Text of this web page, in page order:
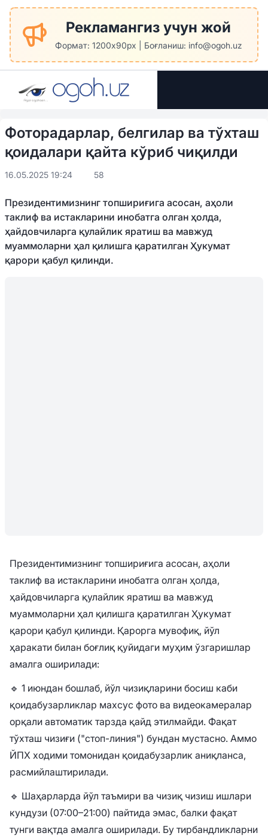
Рекламангиз учун жой
Формат: 1200x90px | Боғланиш: info@ogoh.uz
Фоторадарлар, белгилар ва тўхташ
қоидалари қайта кўриб чиқилди
16.05.2025 19:24 58
Президентимизнинг топшириғига асосан, аҳоли
таклиф ва истакларини инобатга олган ҳолда,
ҳайдовчиларга қулайлик яратиш ва мавжуд
муаммоларни ҳал қилишга қаратилган Ҳукумат
қарори қабул қилинди.
Президентимизнинг топшириғига асосан, аҳоли
таклиф ва истакларини инобатга олган ҳолда,
ҳайдовчиларга қулайлик яратиш ва мавжуд
муаммоларни ҳал қилишга қаратилган Ҳукумат
қарори қабул қилинди. Қарорга мувофиқ, йўл
ҳаракати билан боғлиқ қуйидаги муҳим ўзгаришлар
амалга оширилади:
🔹 1 июндан бошлаб, йўл чизиқларини босиш каби
қоидабузарликлар махсус фото ва видеокамералар
орқали автоматик тарзда қайд этилмайди. Фақат
тўхташ чизиғи ("стоп-линия") бундан мустасно. Аммо
ЙПХ ходими томонидан қоидабузарлик аниқланса,
расмийлаштирилади.
🔹 Шаҳарларда йўл таъмири ва чизиқ чизиш ишлари
кундузи (07:00–21:00) пайтида эмас, балки фақат
тунги вақтда амалга оширилади. Бу тирбандликларни